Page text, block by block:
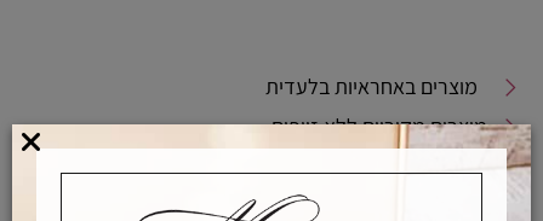
מוצרים באחראיות בלעדית
מוצרים מקוריים ללא זיופים
משלוחים מהירים
אפשרויות החלפה / החזרה